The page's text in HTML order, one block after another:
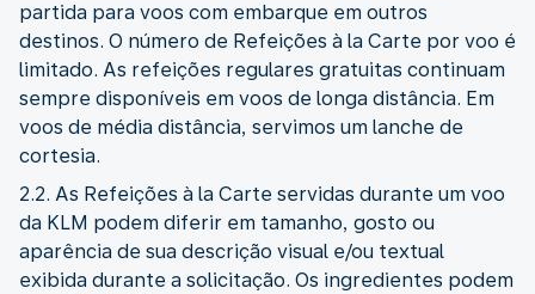
partida para voos com embarque em outros
destinos. O número de Refeições à la Carte por voo é
limitado. As refeições regulares gratuitas continuam
sempre disponíveis em voos de longa distância. Em
voos de média distância, servimos um lanche de
cortesia.
2.2. As Refeições à la Carte servidas durante um voo
da KLM podem diferir em tamanho, gosto ou
aparência de sua descrição visual e/ou textual
exibida durante a solicitação. Os ingredientes podem